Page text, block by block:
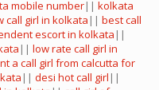
mobile number|| kolkata
call girl in kolkata || best call
escort in kolkata ||
|| low rate call girl in
a call girl from calcutta for
|| desi hot call girl ||